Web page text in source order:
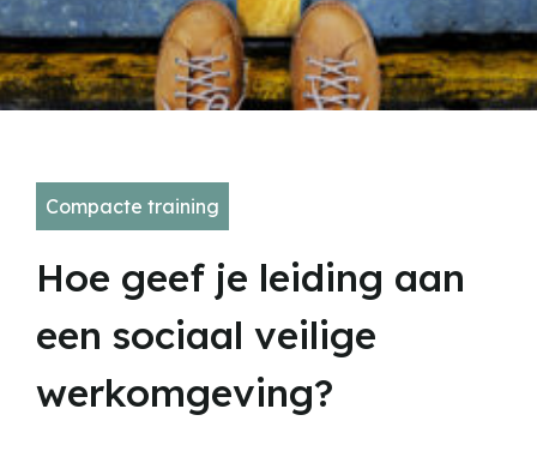
Compacte training
Hoe geef je leiding aan
een sociaal veilige
werkomgeving?